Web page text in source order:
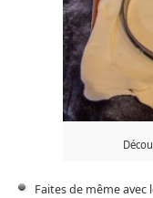
Faites de même